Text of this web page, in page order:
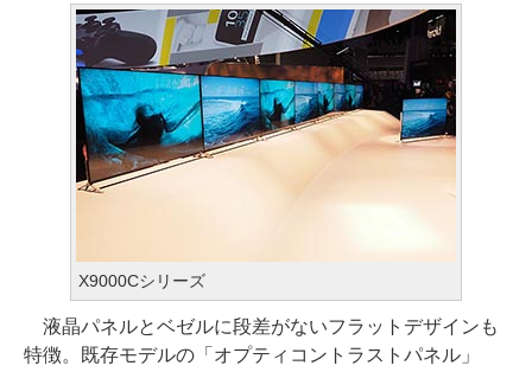
X9000Cシリーズ
液晶パネルとベゼルに段差がないフラットデザインも
特徴。既存モデルの「オプティコントラストパネル」